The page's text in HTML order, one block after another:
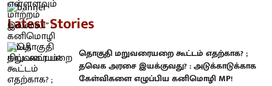
Latest Stories
தொகுதி மறுவரையறை கூட்டம் எதற்காக? ;
தவெக அரசை இயக்குவது? : அடுக்காடுக்காக
கேள்விகளை எழுப்பிய கனிமொழி MP!